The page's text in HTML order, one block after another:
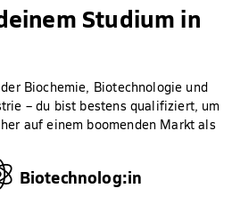
Studium in
Biochemie, Biotechnologie und
– du bist bestens qualifiziert, um
auf einem boomenden Markt als
Biotechnolog:in